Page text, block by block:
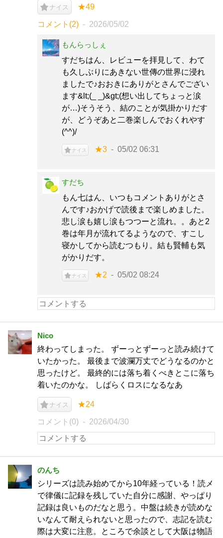
ナイス ★49
コメント(2) 2026/05/02
もんらっしぇ
すだちはん、レビューを拝見して、わて
も久しぶりにあきない世傳の世界に浸れ
ましたで♪おおきにありがとさんでござい
ます&lt;(_ _)&gt;(想い出してちょっと涙
が…)そうそう、結のことが気掛かりだす
が、どうぞあと二巻楽しんでおくれやす
(^^)/
ナイス ★3 05/02 06:31
すだち
もん七はん、いつもコメントありがとさ
んです♪おかげで読後まで楽しめました。
悲し涙も嬉し涙もつつーと流れ。。あと2
巻は年月が流れてるようなので、すこし
寝かしてから読むつもり。結も賢輔も気
がかりだす。
ナイス ★2 05/02 08:24
Nico
終わってしまった。 ずーっとずーっと読み続けて
いたかった。 最後まで波瀾万丈でどうなるのかと
思ったけど。 最終的には落ち着くべきとこに落ち
着いたのかな。 しばらくロスになるなあ
ナイス ★24
コメント(0) 2026/04/30
のんち
シリーズは読み始めてから10年経っている！読メ
で律儀に記録を残していた自分に感謝、やっぱり
記録は良いものだなと思う。中盤は続きが読めな
いなんて耐えられないと思ったので、志記を読む
際は大変に注意。ところで余談として大阪は物語